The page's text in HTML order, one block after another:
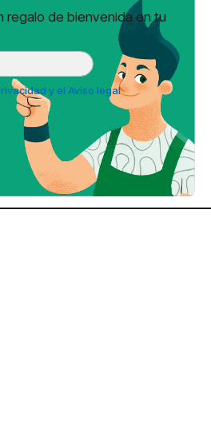
regalo de bienvenida en tu
y el Aviso legal